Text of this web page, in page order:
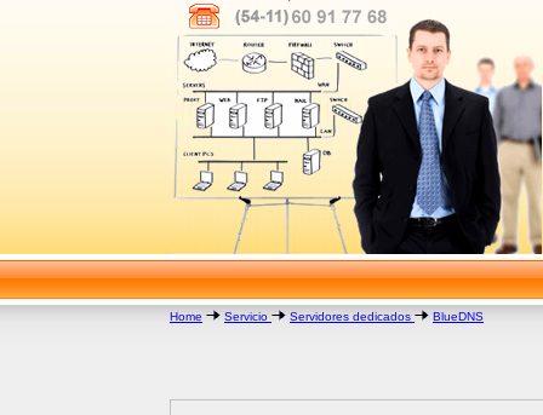
Home Servicio Servidores dedicados BlueDNS